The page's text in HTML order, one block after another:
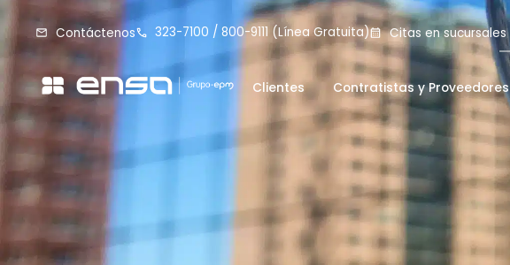
Contáctenos 323-7100 / 800-9111 (Línea Gratuita) Citas en sucursales
Clientes Contratistas y Proveedores